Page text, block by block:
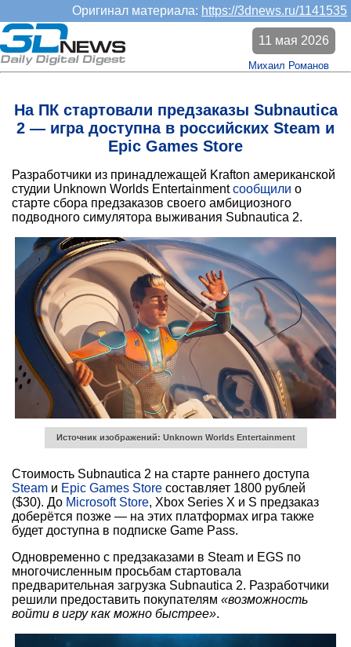
Оригинал материала: https://3dnews.ru/1141535
На ПК стартовали предзаказы Subnautica
2 — игра доступна в российских Steam и
Epic Games Store
11 мая 2026
Михаил Романов
Разработчики из принадлежащей Krafton американской
студии Unknown Worlds Entertainmentсообщили о
старте сбора предзаказов своего амбициозного
подводного симулятора выживания Subnautica 2.
Источник изображений: Unknown Worlds Entertainment
Стоимость Subnautica 2 на старте раннего доступа
Steam и Epic Games Store составляет 1800 рублей
($30). До Microsoft Store, Xbox Series X и S предзаказ
доберётся позже — на этих платформах игра также
будет доступна в подписке Game Pass.
Одновременно с предзаказами в Steam и EGS по
многочисленным просьбам стартовала
предварительная загрузка Subnautica 2. Разработчики
решили предоставить покупателям «возможность
войти в игру как можно быстрее».